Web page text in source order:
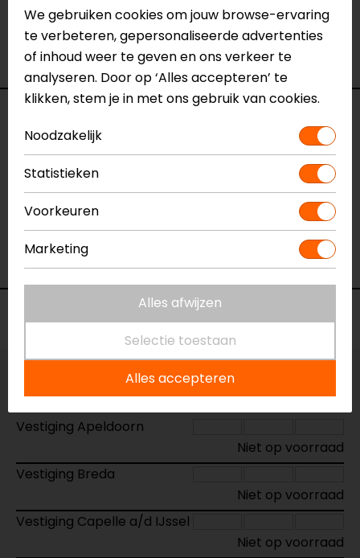
Ventilatie
Niet geventileerd
Waterdicht
Ja
Thermovoering
Geen thermo
02-10-2023
Super fijne jas voor mijn partner
- Anoniem
Voorraad
Vestiging Apeldoorn
Niet op voorraad
Vestiging Breda
Niet op voorraad
Vestiging Capelle a/d IJssel
Niet op voorraad
We gebruiken cookies om jouw browse-ervaring
te verbeteren, gepersonaliseerde advertenties
of inhoud weer te geven en ons verkeer te
analyseren. Door op ‘Alles accepteren’ te
klikken, stem je in met ons gebruik van cookies.
Noodzakelijk
Statistieken
Voorkeuren
Marketing
Alles afwijzen
Selectie toestaan
Alles accepteren